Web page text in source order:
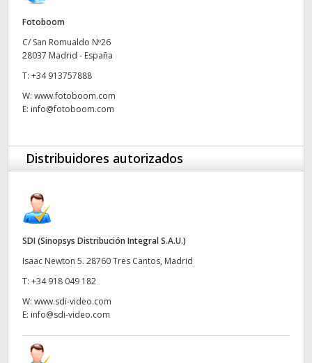
Turkey
Ukraine
United States
Fotoboom
C/ San Romualdo Nº26
28037 Madrid - España
T: +34 913757888
W: www.fotoboom.com
E: info@fotoboom.com
Distribuidores autorizados
SDI (Sinopsys Distribución Integral S.A.U.)
Isaac Newton 5. 28760 Tres Cantos, Madrid
T: +34 918 049 182
W: www.sdi-video.com
E: info@sdi-video.com